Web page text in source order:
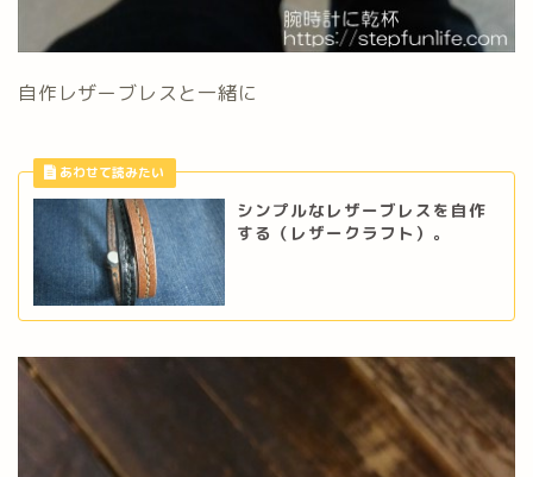
自作レザーブレスと一緒に
シンプルなレザーブレスを自作
する（レザークラフト）。